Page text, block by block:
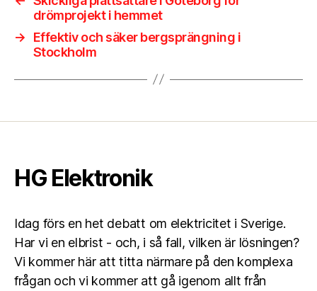
drömprojekt i hemmet
→
Effektiv och säker bergsprängning i
Stockholm
HG Elektronik
Idag förs en het debatt om elektricitet i Sverige.
Har vi en elbrist - och, i så fall, vilken är lösningen?
Vi kommer här att titta närmare på den komplexa
frågan och vi kommer att gå igenom allt från